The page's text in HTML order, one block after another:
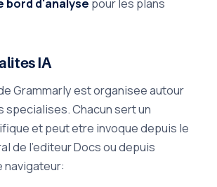
IA
Grammarly est organisee autour
specialises. Chacun sert un
et peut etre invoque depuis le
de l'editeur Docs ou depuis
navigateur: